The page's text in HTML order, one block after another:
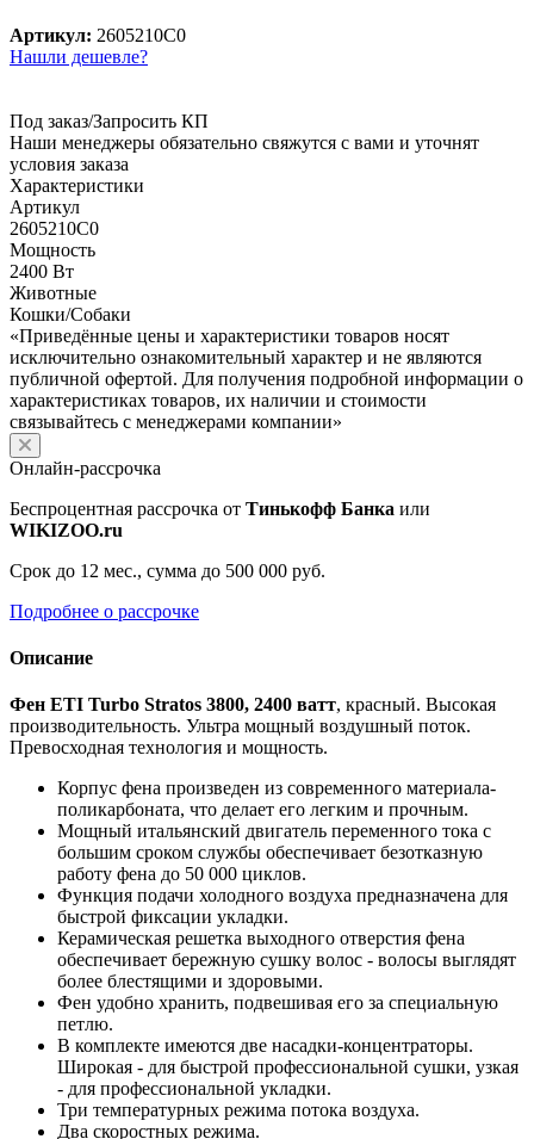
Артикул: 2605210C0
Нашли дешевле?
Под заказ/Запросить КП
Наши менеджеры обязательно свяжутся с вами и уточнят
условия заказа
Характеристики
Артикул
2605210C0
Мощность
2400 Вт
Животные
Кошки/Собаки
«Приведённые цены и характеристики товаров носят
исключительно ознакомительный характер и не являются
публичной офертой. Для получения подробной информации о
характеристиках товаров, их наличии и стоимости
связывайтесь с менеджерами компании»
Онлайн-рассрочка
Беспроцентная рассрочка от Тинькофф Банка или
WIKIZOO.ru
Срок до 12 мес., сумма до 500 000 руб.
Подробнее о рассрочке
Описание
Фен ETI Turbo Stratos 3800, 2400 ватт, красный. Высокая
производительность. Ультра мощный воздушный поток.
Превосходная технология и мощность.
Корпус фена произведен из современного материала-
поликарбоната, что делает его легким и прочным.
Мощный итальянский двигатель переменного тока с
большим сроком службы обеспечивает безотказную
работу фена до 50 000 циклов.
Функция подачи холодного воздуха предназначена для
быстрой фиксации укладки.
Керамическая решетка выходного отверстия фена
обеспечивает бережную сушку волос - волосы выглядят
более блестящими и здоровыми.
Фен удобно хранить, подвешивая его за специальную
петлю.
В комплекте имеются две насадки-концентраторы.
Широкая - для быстрой профессиональной сушки, узкая
- для профессиональной укладки.
Три температурных режима потока воздуха.
Два скоростных режима.